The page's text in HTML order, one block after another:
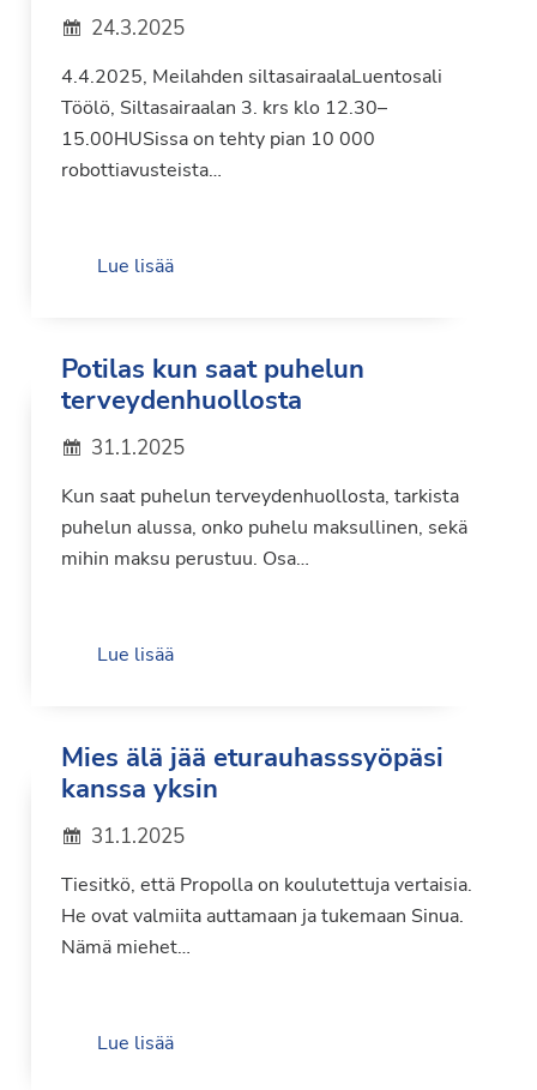
24.3.2025
4.4.2025, Meilahden siltasairaalaLuentosali
Töölö, Siltasairaalan 3. krs klo 12.30–
15.00HUSissa on tehty pian 10 000
robottiavusteista…
Lue lisää
Potilas kun saat puhelun
terveydenhuollosta
31.1.2025
Kun saat puhelun terveydenhuollosta, tarkista
puhelun alussa, onko puhelu maksullinen, sekä
mihin maksu perustuu. Osa…
Lue lisää
Mies älä jää eturauhasssyöpäsi
kanssa yksin
31.1.2025
Tiesitkö, että Propolla on koulutettuja vertaisia.
He ovat valmiita auttamaan ja tukemaan Sinua.
Nämä miehet…
Lue lisää